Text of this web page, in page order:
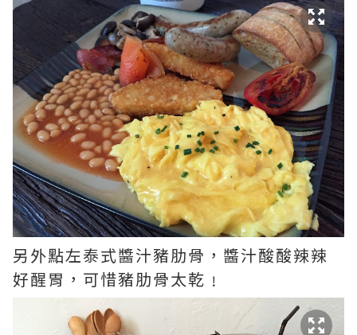
另外點左泰式醬汁豬肋骨，醬汁酸酸辣辣
好醒胃，可惜豬肋骨太乾﹗